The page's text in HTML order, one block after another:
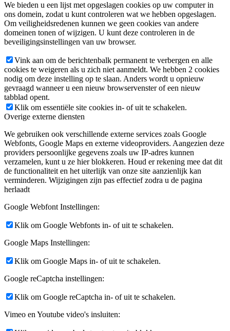
We bieden u een lijst met opgeslagen cookies op uw computer in
ons domein, zodat u kunt controleren wat we hebben opgeslagen.
Om veiligheidsredenen kunnen we geen cookies van andere
domeinen tonen of wijzigen. U kunt deze controleren in de
beveiligingsinstellingen van uw browser.
Vink aan om de berichtenbalk permanent te verbergen en alle
cookies te weigeren als u zich niet aanmeldt. We hebben 2 cookies
nodig om deze instelling op te slaan. Anders wordt u opnieuw
gevraagd wanneer u een nieuw browservenster of een nieuw
tabblad opent.
Klik om essentiële site cookies in- of uit te schakelen.
Overige externe diensten
We gebruiken ook verschillende externe services zoals Google
Webfonts, Google Maps en externe videoproviders. Aangezien deze
providers persoonlijke gegevens zoals uw IP-adres kunnen
verzamelen, kunt u ze hier blokkeren. Houd er rekening mee dat dit
de functionaliteit en het uiterlijk van onze site aanzienlijk kan
verminderen. Wijzigingen zijn pas effectief zodra u de pagina
herlaadt
Google Webfont Instellingen:
Klik om Google Webfonts in- of uit te schakelen.
Google Maps Instellingen:
Klik om Google Maps in- of uit te schakelen.
Google reCaptcha instellingen:
Klik om Google reCaptcha in- of uit te schakelen.
Vimeo en Youtube video's insluiten: